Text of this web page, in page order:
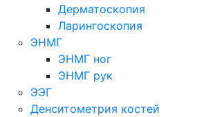
Дерматоскопия
Ларингоскопия
ЭНМГ
ЭНМГ ног
ЭНМГ рук
ЭЭГ
Денситометрия костей